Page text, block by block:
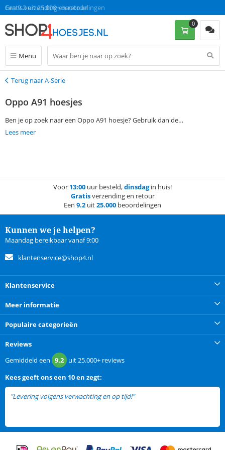
Gratis verzending en retour
Een 9.2 uit 25.000+ beoordelingen
Menu
0
Terug
Terug naar A-Serie
Oppo A91 hoesjes
Ben je op zoek naar een Oppo A91 hoesje? Gebruik dan de
filtermogelijkheden aan de linkerkant van deze pagina om jouw
Lees meer
Voor 13:00 uur besteld,dinsdagin huis!
Gratisverzending en retour
Een 9.2 uit25.000 beoordelingen
Kunnen we je helpen?
Maandag bereikbaar vanaf 9:00
klantenservice@shop4.nl
Klantenservice
Meer informatie
Populaire categorieën
Reviews
Gemiddeld een 9.2 uit25.000+ reviews
Keesgeeft ons een 10 en zegt:
"Levering volgens verwachting en op tijd!"